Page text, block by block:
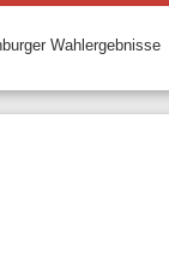
Wahlergebnisse